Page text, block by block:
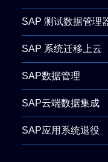
SAP 测试数据管理
SAP 系统迁移上云
SAP数据管理
SAP云端数据集成
SAP应用系统退役